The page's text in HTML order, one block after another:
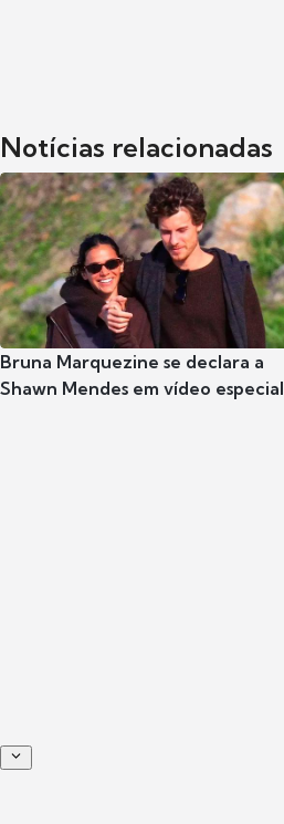
Notícias relacionadas
Bruna Marquezine se declara a
Shawn Mendes em vídeo especial